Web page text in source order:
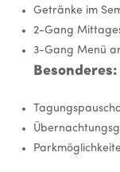
Getränke im
2-Gang
3-Gang Menü
Besonderes: